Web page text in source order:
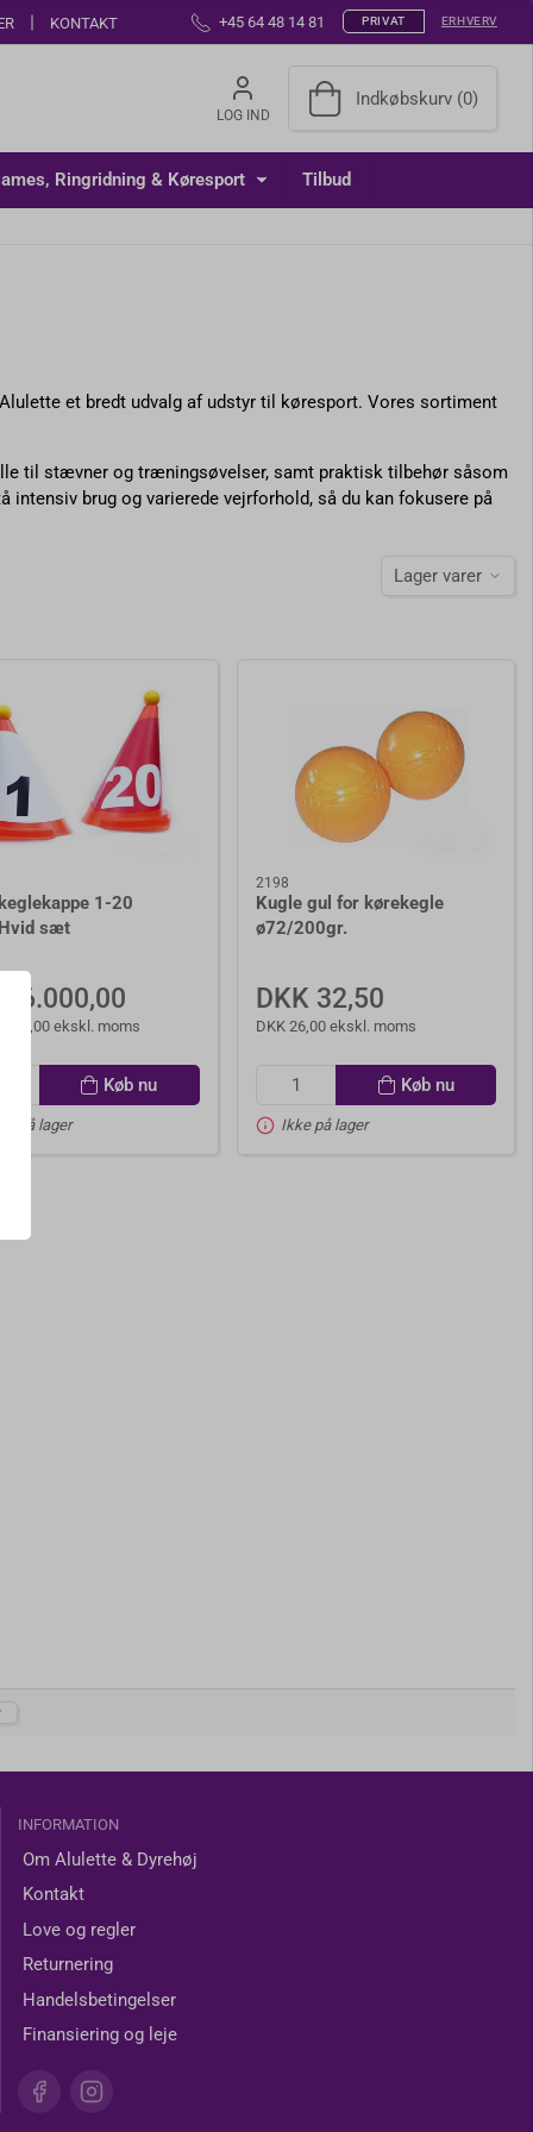
KONTAKT +45 64 48 14 81 PRIVAT ERHVERV
LOG IND
Indkøbskurv (0)
Ringridning & Køresport Tilbud
et bredt udvalg af udstyr til køresport. Vores sortiment
til stævner og træningsøvelser, samt praktisk tilbehør såsom
brug og varierede vejrforhold, så du kan fokusere på
Lager varer
1-20
sæt
6.000,00
ekskl. moms
Køb nu
på lager
2198
Kugle gul for kørekegle
ø72/200gr.
DKK 32,50
DKK 26,00 ekskl. moms
Køb nu
Ikke på lager
INFORMATION
Om Alulette & Dyrehøj
Kontakt
Love og regler
Returnering
Handelsbetingelser
Finansiering og leje